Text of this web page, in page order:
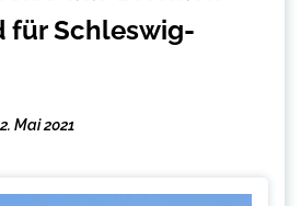
für Schleswig-
Mai 2021